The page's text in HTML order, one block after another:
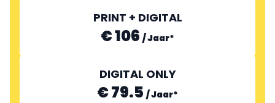
PRINT + DIGITAL
€ 106 /Jaar*
DIGITAL ONLY
€ 79.5 /Jaar*